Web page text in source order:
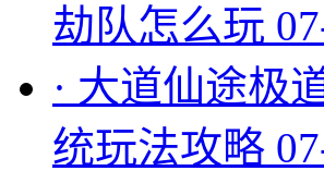
劫队怎么玩
· 大道仙途极
统玩法攻略